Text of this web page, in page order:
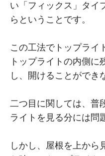
い「フィックス」タイ
らということです。
この工法でトップライ
トップライトの内側
し、開けることができ
二つ目に関しては、普
ライトを見る分には問
しかし、屋根を上から